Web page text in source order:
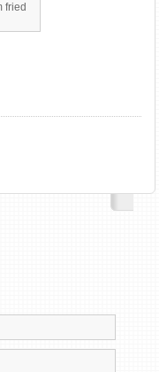
fried